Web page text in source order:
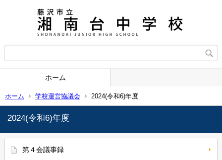
ホーム
ホーム 学校運営協議会 2024(令和6)年度
2024(令和6)年度
第４会議事録